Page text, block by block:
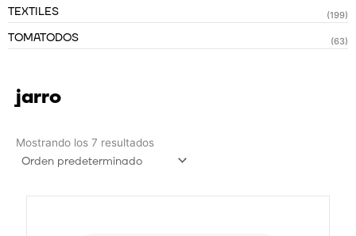
TEXTILES (199)
TOMATODOS (63)
jarro
Mostrando los 7 resultados